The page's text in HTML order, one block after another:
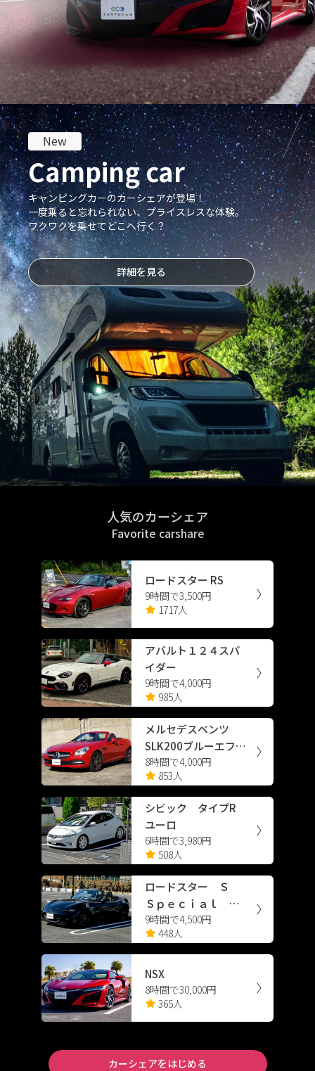
New
Camping car
キャンピングカーのカーシェアが登場！
一度乗ると忘れられない、プライスレスな体験。
ワクワクを乗せてどこへ行く？
詳細を見る
人気のカーシェア
Favorite carshare
ロードスター RS
9時間で3,500円
1717人
アバルト１２４スパ
イダー
9時間で4,000円
985人
メルセデスベンツ
SLK200ブルーエフィ
シエンシー スポーツ
8時間で4,000円
853人
シビック タイプR
ユーロ
6時間で3,980円
508人
ロードスター Ｓ
Ｓｐｅｃｉａｌ Ｐ
ａｃｋａｇｅ
9時間で4,500円
448人
NSX
8時間で30,000円
365人
カーシェアをはじめる